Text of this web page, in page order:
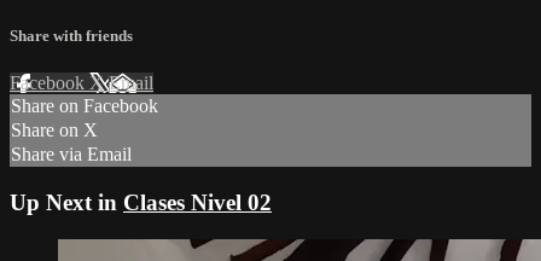
Share with friends
Facebook XEmail
Share on Facebook
Share on X
Share via Email
Up Next in Clases Nivel 02